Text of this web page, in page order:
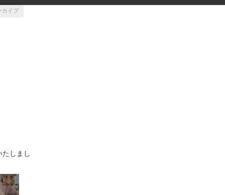
カイブ
しまし